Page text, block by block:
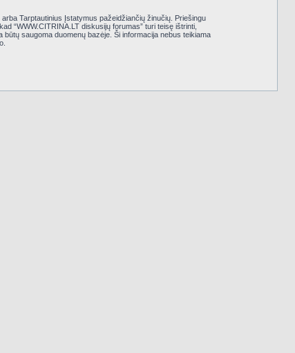
Tarptautinius Įstatymus pažeidžiančių žinučių. Priešingu
“WWW.CITRINA.LT diskusijų forumas” turi teisę ištrinti,
saugoma duomenų bazėje. Ši informacija nebus teikiama